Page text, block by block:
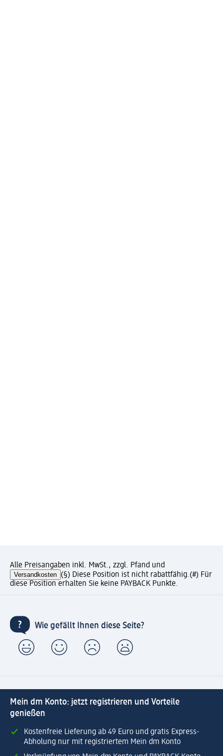
Alle Preisangaben inkl. MwSt., zzgl. Pfand und
Versandkosten (§) Diese Position ist nicht rabattfähig.(#) Für
diese Position erhalten Sie keine PAYBACK Punkte.
Wie gefällt Ihnen diese Seite?
Mein dm Konto: jetzt registrieren und Vorteile
genießen
Kostenfreie Lieferung ab 49 Euro und gratis Express-
Abholung nur mit registriertem Mein dm Konto